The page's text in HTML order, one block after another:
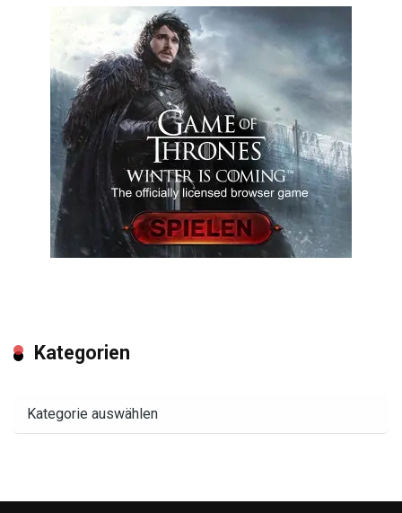
Kategorien